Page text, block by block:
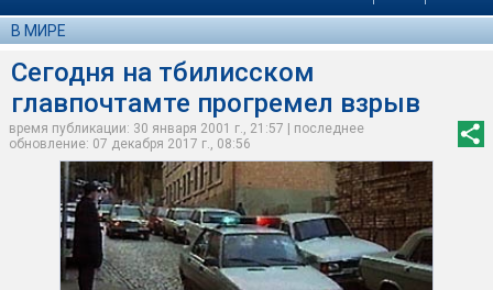
В МИРЕ
Сегодня на тбилисском
главпочтамте прогремел взрыв
время публикации: 30 января 2001 г., 21:57 | последнее
обновление: 07 декабря 2017 г., 08:56